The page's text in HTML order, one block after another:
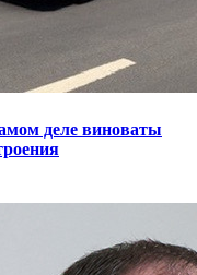
деле виноваты